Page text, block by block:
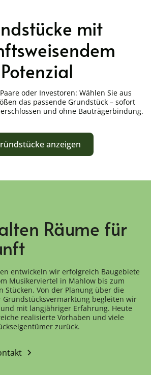
mit
Potenzial
oder Investoren: Wählen Sie aus
das passende Grundstück – sofort
und ohne Bauträgerbindung.
anzeigen
Räume für
entwickeln wir erfolgreich Baugebiete
Musikerviertel in Mahlow bis zum
Stücken. Von der Planung über die
Grundstücksvermarktung begleiten wir
mit langjähriger Erfahrung. Heute
realisierte Vorhaben und viele
zurück.